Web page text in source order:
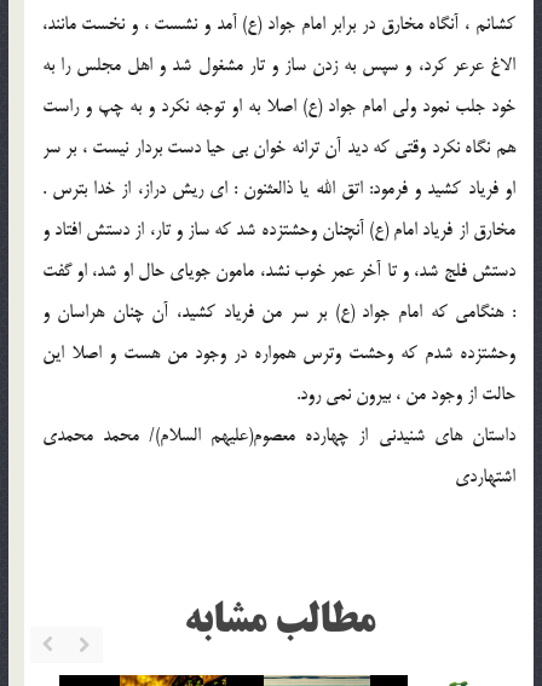
كشانم ، آنگاه مخارق در برابر امام جواد (ع) آمد و نشست ، و نخست مانند،
الاغ عرعر كرد، و سپس به زدن ساز و تار مشغول شد و اهل مجلس را به
خود جلب نمود ولي امام جواد (ع) اصلا به او توجه نكرد و به چپ و راست
هم نگاه نكرد وقتي كه ديد آن ترانه خوان بي حيا دست بردار نيست ، بر سر
او فرياد كشيد و فرمود: اتق الله يا ذالعثنون : اي ريش دراز، از خدا بترس .
مخارق از فرياد امام (ع) آنچنان وحشتزده شد كه ساز و تار، از دستش افتاد و
دستش فلج شد، و تا آخر عمر خوب نشد، مامون جوياي حال او شد، او گفت
: هنگامي كه امام جواد (ع) بر سر من فرياد كشيد، آن چنان هراسان و
وحشتزده شدم كه وحشت وترس همواره در وجود من هست و اصلا اين
حالت از وجود من ، بيرون نمي رود.
داستان هاي شنيدني از چهارده معصوم(عليهم السلام)/ محمد محمدي
اشتهاردي
مطالب مشابه